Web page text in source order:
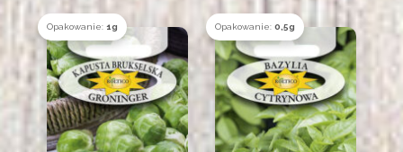
Opakowanie:1g Opakowanie: 0,5g